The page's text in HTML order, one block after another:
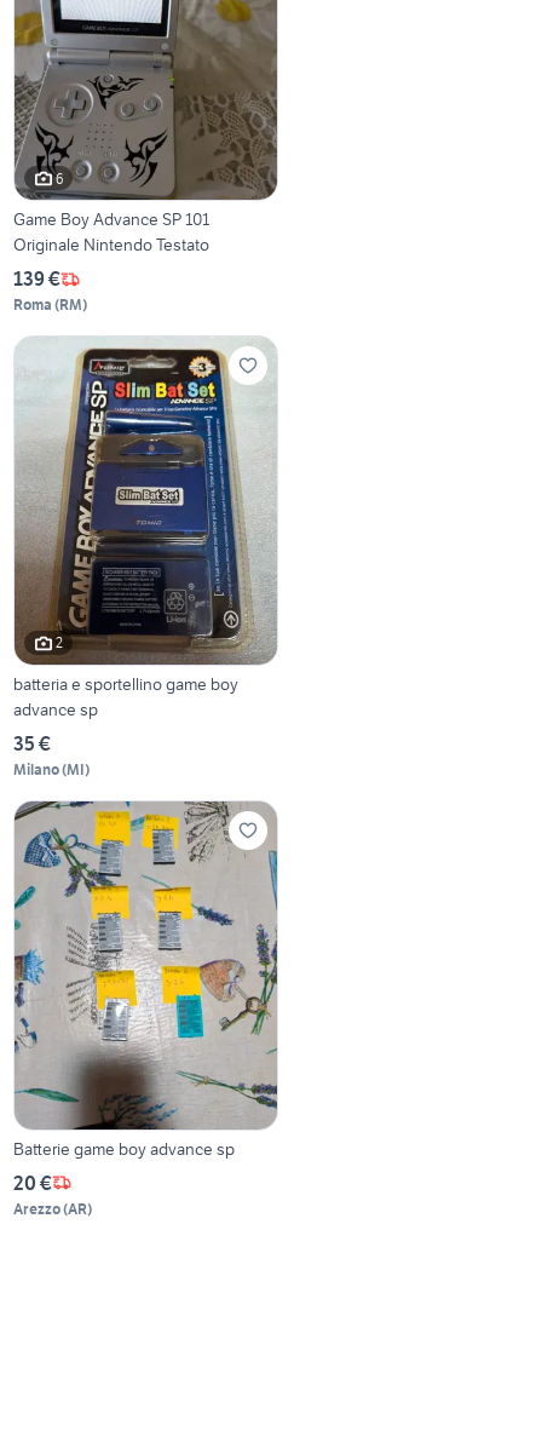
6
Game Boy Advance SP 101
Originale Nintendo Testato
139 €
Roma (RM)
2
batteria e sportellino game boy
advance sp
35 €
Milano(MI)
Batterie game boy advance sp
20 €
Arezzo(AR)